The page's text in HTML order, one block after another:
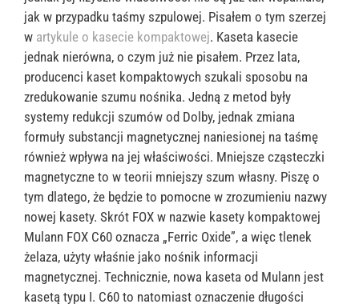
jak w przypadku taśmy szpulowej. Pisałem o tym szerzej
w artykule o kasecie kompaktowej. Kaseta kasecie
jednak nierówna, o czym już nie pisałem. Przez lata,
producenci kaset kompaktowych szukali sposobu na
zredukowanie szumu nośnika. Jedną z metod były
systemy redukcji szumów od Dolby, jednak zmiana
formuły substancji magnetycznej naniesionej na taśmę
również wpływa na jej właściwości. Mniejsze cząsteczki
magnetyczne to w teorii mniejszy szum własny. Piszę o
tym dlatego, że będzie to pomocne w zrozumieniu nazwy
nowej kasety. Skrót FOX w nazwie kasety kompaktowej
Mulann FOX C60 oznacza „Ferric Oxide”, a więc tlenek
żelaza, użyty właśnie jako nośnik informacji
magnetycznej. Technicznie, nowa kaseta od Mulann jest
kasetą typu I. C60 to natomiast oznaczenie długości